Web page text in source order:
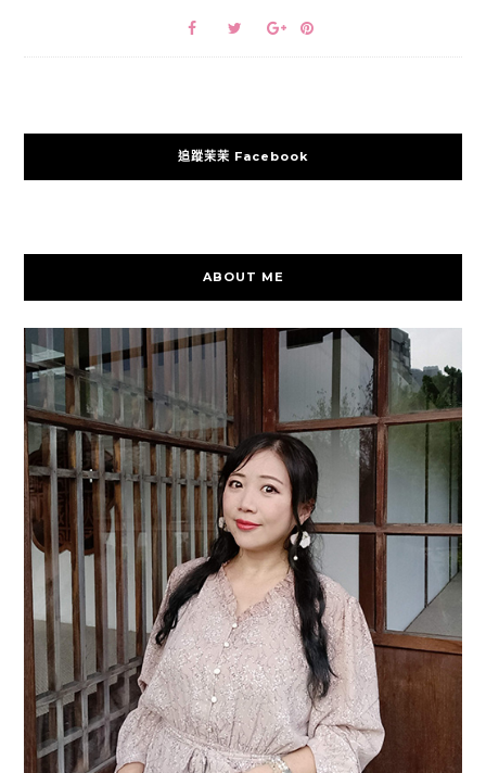
追蹤茉茉 Facebook
ABOUT ME